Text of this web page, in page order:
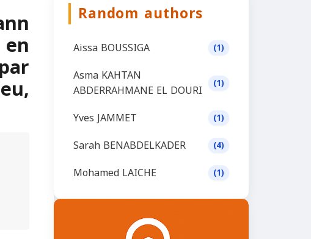
Random authors
Aissa BOUSSIGA (1)
Asma KAHTAN
ABDERRAHMANE EL DOURI
(1)
Yves JAMMET (1)
Sarah BENABDELKADER (4)
Mohamed LAICHE (1)